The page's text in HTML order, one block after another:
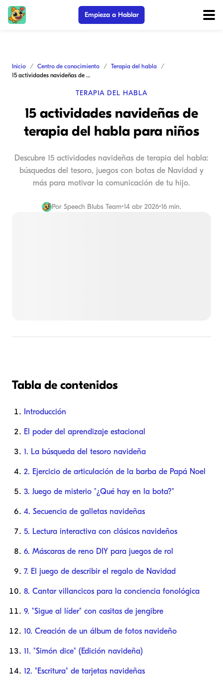
Empieza a Hablar
Inicio Centro de conocimiento
Terapia del habla
15 actividades navideñas de terapia del habla para niños
TERAPIA DEL HABLA
15 actividades navideñas de
terapia del habla para niños
Descubre 15 actividades navideñas de terapia del habla:
búsquedas del tesoro, juegos con botas de Navidad y
más para motivar la comunicación de tu hijo.
Por Speech Blubs Team•14 abr 2026•16 min.
Tabla de contenidos
Introducción
El poder del aprendizaje estacional
1. La búsqueda del tesoro navideña
2. Ejercicio de articulación de la barba de Papá Noel
3. Juego de misterio "¿Qué hay en la bota?"
4. Secuencia de galletas navideñas
5. Lectura interactiva con clásicos navideños
6. Máscaras de reno DIY para juegos de rol
7. El juego de describir el regalo de Navidad
8. Cantar villancicos para la conciencia fonológica
9. "Sigue al líder" con casitas de jengibre
10. Creación de un álbum de fotos navideño
11. "Simón dice" (Edición navideña)
12. "Escritura" de tarjetas navideñas